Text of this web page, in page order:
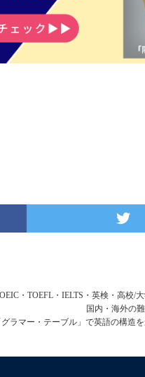
・TOEFL・IELTS・英検・高校/
国内・海外の
ラマー・テーブル」で英語の構造